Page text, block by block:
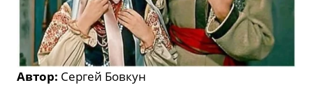
Автор: Сергей Бовкун